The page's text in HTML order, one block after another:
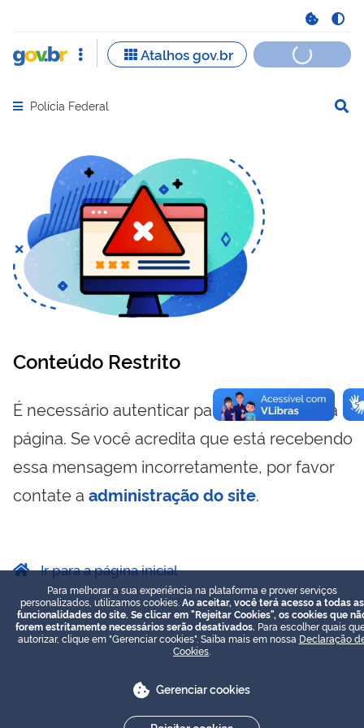
Abrir menu principal de navegação
Polícia Federal
Conteúdo Restrito
É necessário autenticar para visualizar essa
página. Se você acredita que está recebendo
essa mensagem incorretamente, por favor
contate a administração do site.
Ir para a página inicial
Para melhorar a sua experiência na plataforma e prover serviços
personalizados, utilizamos cookies. Ao aceitar, você terá acesso a todas as
funcionalidades do site. Se clicar em "Rejeitar Cookies", os cookies que
forem estritamente necessários serão desativados. Para escolher quais
autorizar, clique em "Gerenciar cookies". Saiba mais em nossa Declaração
Cookies
Gerenciar cookies